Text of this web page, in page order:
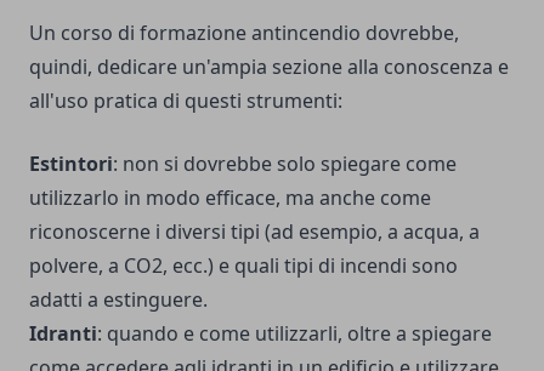
Un corso di formazione antincendio dovrebbe,
quindi, dedicare un'ampia sezione alla conoscenza e
all'uso pratica di questi strumenti:
Estintori: non si dovrebbe solo spiegare come
utilizzarlo in modo efficace, ma anche come
riconoscerne i diversi tipi (ad esempio, a acqua, a
polvere, a CO2, ecc.) e quali tipi di incendi sono
adatti a estinguere.
Idranti: quando e come utilizzarli, oltre a spiegare